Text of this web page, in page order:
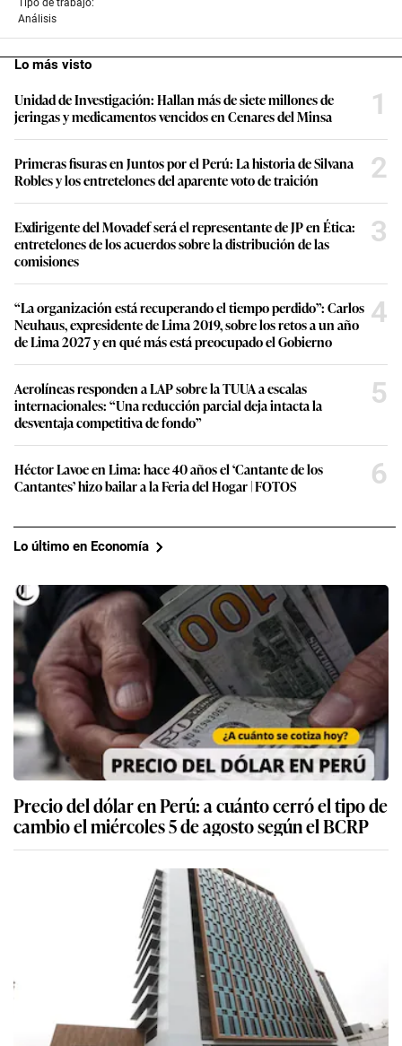
Análisis
Lo más visto
Unidad de Investigación: Hallan más de siete millones de
jeringas y medicamentos vencidos en Cenares del Minsa
1
Primeras fisuras en Juntos por el Perú: La historia de Silvana
Robles y los entretelones del aparente voto de traición
2
Exdirigente del Movadef será el representante de JP en Ética:
entretelones de los acuerdos sobre la distribución de las
comisiones
3
“La organización está recuperando el tiempo perdido”: Carlos
Neuhaus, expresidente de Lima 2019, sobre los retos a un año
de Lima 2027 y en qué más está preocupado el Gobierno
4
Aerolíneas responden a LAP sobre la TUUA a escalas
internacionales: “Una reducción parcial deja intacta la
desventaja competitiva de fondo”
5
Héctor Lavoe en Lima: hace 40 años el ‘Cantante de los
Cantantes’ hizo bailar a la Feria del Hogar | FOTOS
6
Lo último en Economía
Precio del dólar en Perú: a cuánto cerró el tipo de
cambio el miércoles 5 de agosto según el BCRP